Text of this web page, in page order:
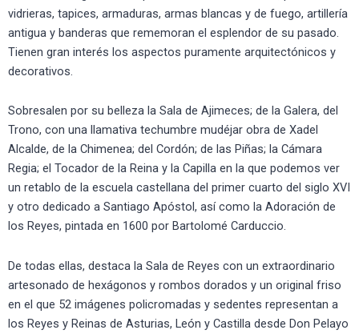
vidrieras, tapices, armaduras, armas blancas y de fuego, artillería
antigua y banderas que rememoran el esplendor de su pasado.
Tienen gran interés los aspectos puramente arquitectónicos y
decorativos.
Sobresalen por su belleza la Sala de Ajimeces; de la Galera, del
Trono, con una llamativa techumbre mudéjar obra de Xadel
Alcalde, de la Chimenea; del Cordón; de las Piñas; la Cámara
Regia; el Tocador de la Reina y la Capilla en la que podemos ver
un retablo de la escuela castellana del primer cuarto del siglo XVI
y otro dedicado a Santiago Apóstol, así como la Adoración de
los Reyes, pintada en 1600 por Bartolomé Carduccio.
De todas ellas, destaca la Sala de Reyes con un extraordinario
artesonado de hexágonos y rombos dorados y un original friso
en el que 52 imágenes policromadas y sedentes representan a
los Reyes y Reinas de Asturias, León y Castilla desde Don Pelayo